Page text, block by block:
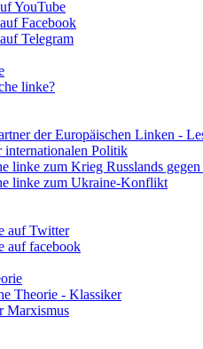
YouTube
Facebook
Telegram
linke?
der Europäischen Linken -
internationalen Politik
linke zum Krieg Russlands
linke zum Ukraine-Konflikt
auf Twitter
auf facebook
Theorie - Klassiker
Marxismus